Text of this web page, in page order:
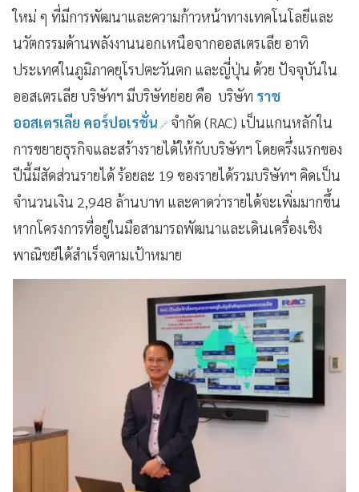
ใหม่ ๆ ที่มีการพัฒนาและความก้าวหน้าทางเทคโนโลยีและ
นวัตกรรมด้านพลังงานนอกเหนือจากออสเตรเลีย อาทิ
ประเทศในภูมิภาคยุโรปตะวันตก และญี่ปุ่น ด้วย ปัจจุบันใน
ออสเตรเลีย บริษัทฯ มีบริษัทย่อย คือ บริษัท ราช
ออสเตรเลีย คอร์ปอเรชั่น จำกัด (RAC) เป็นแกนหลักใน
การขยายธุรกิจและสร้างรายได้ให้กับบริษัทฯ โดยครึ่งแรกของ
ปีนี้มีสัดส่วนรายได้ ร้อยละ 19 ของรายได้รวมบริษัทฯ คิดเป็น
จำนวนเงิน 2,948 ล้านบาท และคาดว่ารายได้จะเพิ่มมากขึ้น
หากโครงการที่อยู่ในมือสามารถพัฒนาและเดินเครื่องเชิง
พาณิชย์ได้สำเร็จตามเป้าหมาย